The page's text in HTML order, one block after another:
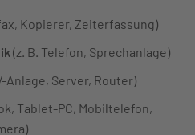
Kopierer, Zeiterfassung)
(z. B. Telefon, Sprechanlage)
Anlage, Server, Router)
Tablet-PC, Mobiltelefon,